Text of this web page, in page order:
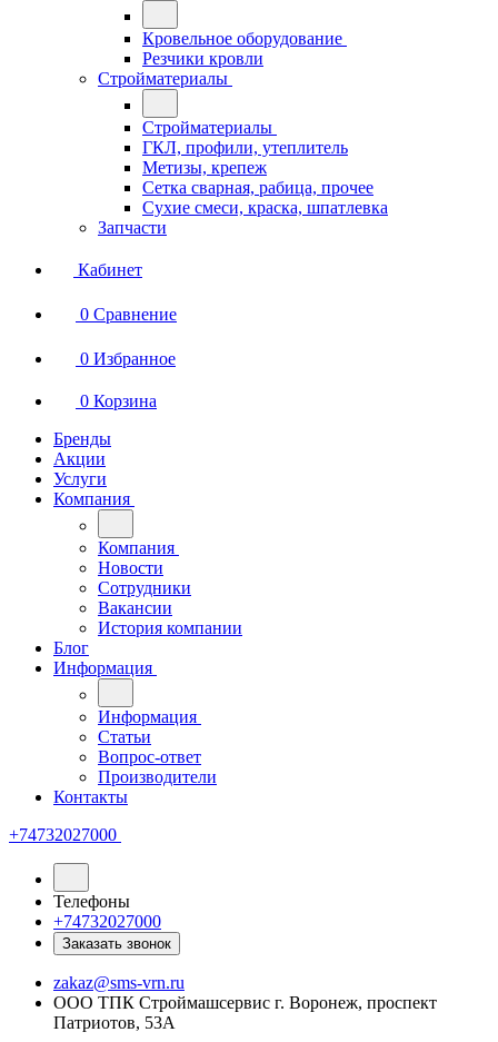
Кровельное оборудование
Резчики кровли
Стройматериалы
Стройматериалы
ГКЛ, профили, утеплитель
Метизы, крепеж
Сетка сварная, рабица, прочее
Сухие смеси, краска, шпатлевка
Запчасти
Кабинет
0 Сравнение
0 Избранное
0 Корзина
Бренды
Акции
Услуги
Компания
Компания
Новости
Сотрудники
Вакансии
История компании
Блог
Информация
Информация
Статьи
Вопрос-ответ
Производители
Контакты
+74732027000
Телефоны
+74732027000
Заказать звонок
zakaz@sms-vrn.ru
ООО ТПК Строймашсервис г. Воронеж, проспект
Патриотов, 53А